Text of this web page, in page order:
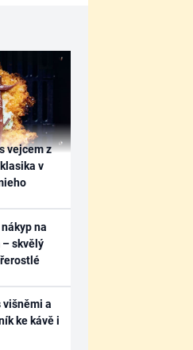
vejcem z
v
na
– skvělý
višněmi a
ke kávě i